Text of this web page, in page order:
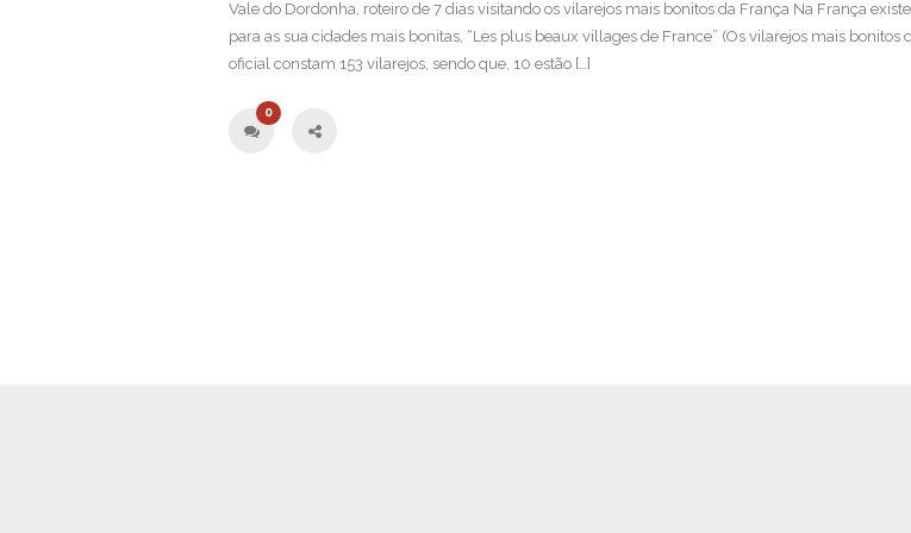
Vale do Dordonha, roteiro de 7 dias visitando os vilarejos mais bonitos da França Na França
para as sua cidades mais bonitas, “Les plus beaux villages de France” (Os vilarejos mais bonitos
oficial constam 153 vilarejos, sendo que, 10 estão […]
0